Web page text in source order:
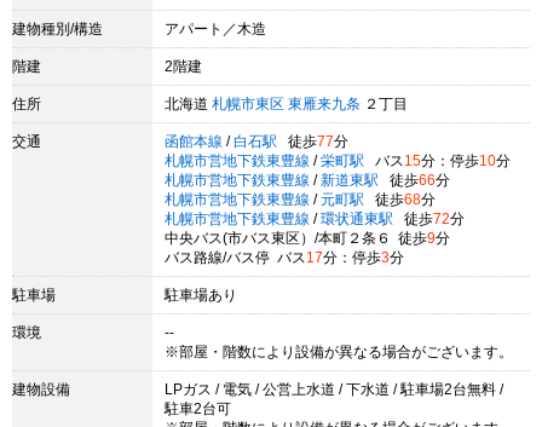
建物種別/構造 アパート／木造
階建 2階建
住所 北海道 札幌市東区 東雁来九条 ２丁目
交通 函館本線 / 白石駅 徒歩77分
札幌市営地下鉄東豊線 / 栄町駅 バス 15分：停歩10分
札幌市営地下鉄東豊線 / 新道東駅 徒歩66分
札幌市営地下鉄東豊線 / 元町駅 徒歩68分
札幌市営地下鉄東豊線 / 環状通東駅 徒歩72分
中央バス(市バス東区）/本町２条６ 徒歩9分
バス路線/バス停 バス 17分：停歩3分
駐車場 駐車場あり
環境
--
※部屋・階数により設備が異なる場合がございます。
建物設備
LPガス / 電気 / 公営上水道 / 下水道 / 駐車場2台無料 /
駐車2台可